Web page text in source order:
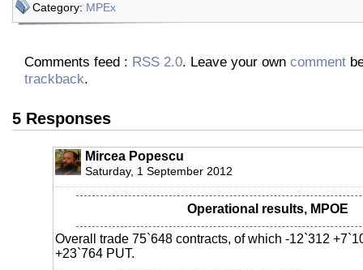
Category: MPEx
Comments feed : RSS 2.0. Leave your own comment
trackback.
5 Responses
Mircea Popescu
Saturday, 1 September 2012
Operational results, MPOE
Overall trade 75`648 contracts, of which -12`312
+23`764 PUT.